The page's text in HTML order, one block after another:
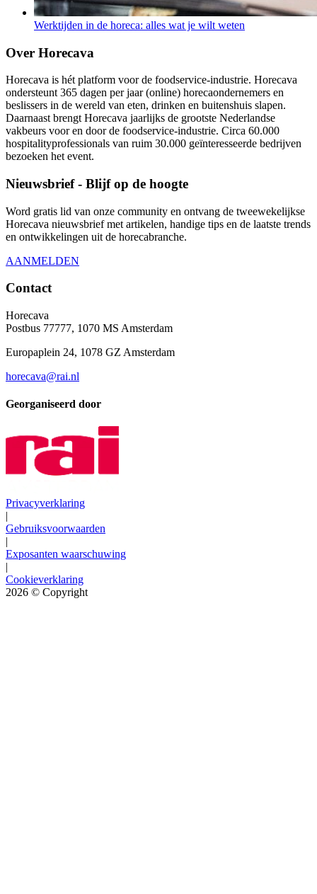
Werktijden in de horeca: alles wat je wilt weten
Over Horecava
Horecava is hét platform voor de foodservice-industrie. Horecava
ondersteunt 365 dagen per jaar (online) horecaondernemers en
beslissers in de wereld van eten, drinken en buitenshuis slapen.
Daarnaast brengt Horecava jaarlijks de grootste Nederlandse
vakbeurs voor en door de foodservice-industrie. Circa 60.000
hospitalityprofessionals van ruim 30.000 geïnteresseerde bedrijven
bezoeken het event.
Nieuwsbrief - Blijf op de hoogte
Word gratis lid van onze community en ontvang de tweewekelijkse
Horecava nieuwsbrief met artikelen, handige tips en de laatste trends
en ontwikkelingen uit de horecabranche.
AANMELDEN
Contact
Horecava
Postbus 77777, 1070 MS Amsterdam
Europaplein 24, 1078 GZ Amsterdam
horecava@rai.nl
Georganiseerd door
Privacyverklaring
|
Gebruiksvoorwaarden
|
Exposanten waarschuwing
|
Cookieverklaring
2026 © Copyright